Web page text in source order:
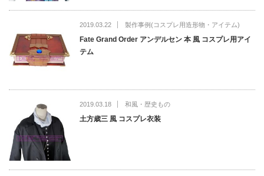
2019.03.22 製作事例(コスプレ用造形物・アイテム)
Fate Grand Order アンデルセン 本 風 コスプレ用アイ
テム
2019.03.18 和風・歴史もの
土方歳三 風 コスプレ衣装